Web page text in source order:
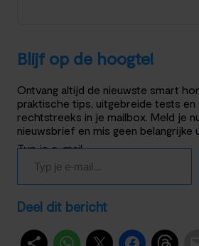
Blijf op de hoogte!
Ontvang altijd de nieuwste smart
praktische tips, uitgebreide tests en
rechtstreeks in je mailbox. Meld je
nieuwsbrief en mis geen belangrijke
Typ je e-mail…
Deel dit bericht